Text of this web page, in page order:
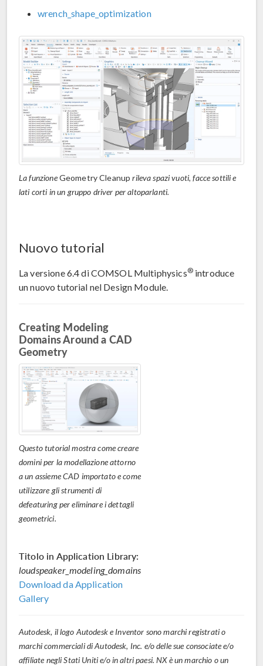
wrench_shape_optimization
La funzioneGeometry Cleanup rileva spazi vuoti, facce sottili e
lati corti in un gruppo driver per altoparlanti.
Nuovo tutorial
La versione 6.4 di COMSOL Multiphysics®introduce
un nuovo tutorial nel Design Module.
Creating Modeling
Domains Around a CAD
Geometry
Questo tutorial mostra come creare
domini per la modellazione attorno
a un assieme CAD importato e come
utilizzare gli strumenti di
defeaturing per eliminare i dettagli
geometrici.
Titolo in Application Library:
loudspeaker_modeling_domains
Download da Application
Gallery
Autodesk, il logo Autodesk e Inventor sono marchi registrati o
marchi commerciali di Autodesk, Inc. e/o delle sue consociate e/o
affiliate negli Stati Uniti e/o in altri paesi. NX è un marchio o un